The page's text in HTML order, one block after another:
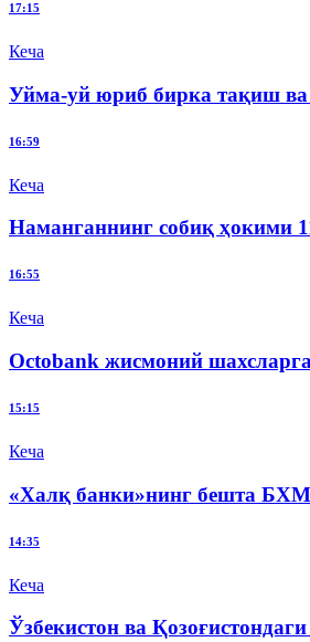
17:15
Кеча
Уйма-уй юриб бирка тақиш ва
16:59
Кеча
Наманганнинг собиқ ҳокими
16:55
Кеча
Octobank жисмоний
15:15
Кеча
«Халқ банки»нинг бешта БХМ
14:35
Кеча
Ўзбекистон ва